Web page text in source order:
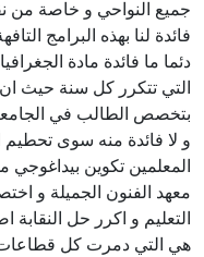
جميع النواحي و خاصة من
فائدة لنا بهذه البرامج
دئما ما فائدة مادة
التي تتكرر كل سنة حيث
بتخصص الطالب في
و لا فائدة منه سوى تحطيم
المعلمين تكوين
معهد الفنون الجميلة و
التعليم و اكرر حل
هي التي دمرت كل